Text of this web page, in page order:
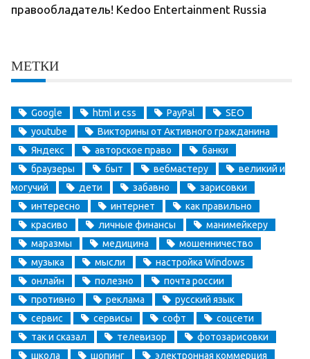
правообладатель! Kedoo Entertainment Russia
МЕТКИ
Google html и css PayPal
SEO
youtube
Викторины от Активного гражданина
Яндекс
авторское право
банки
браузеры
быт вебмастеру
великий и
могучий
дети забавно
зарисовки
интересно
интернет
как правильно
красиво
личные финансы
манимейкеру
маразмы
медицина
мошенничество
музыка
мысли
настройка Windows
онлайн
полезно
почта россии
противно
реклама
русский язык
сервис
сервисы софт
соцсети
так и сказал
телевизор
фотозарисовки
школа
шопинг электронная коммерция